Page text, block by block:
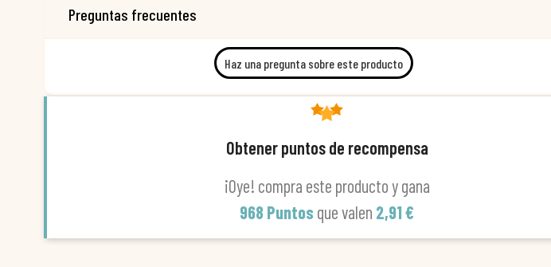
Preguntas frecuentes
Haz una pregunta sobre este producto
Obtener puntos de recompensa
¡Oye! compra este producto y gana
968 Puntos que valen 2,91 €